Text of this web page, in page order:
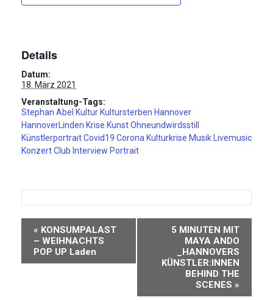
Details
Datum:
18. März 2021
Veranstaltung-Tags:
Stephan Abel Kultur Kultursterben Hannover
HannoverLinden Krise Kunst Ohneundwirdsstill
Künstlerportrait Covid19 Corona Kulturkrise Musik Livemusic
Konzert Club Interview Portrait
Veranstaltung-
Navigation
« KONSUMPALAST
– WEIHNACHTS
POP UP Laden
5 MINUTEN MIT
MAYA ANDO
_HANNOVERS
KÜNSTLER:INNEN
BEHIND THE
SCENES »